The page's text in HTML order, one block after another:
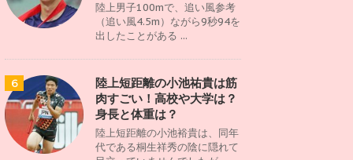
陸上男子100mで、追い風参考
（追い風4.5m）ながら9秒94を
出したことがある ...
6
陸上短距離の小池祐貴は筋
肉すごい！高校や大学は？
身長と体重は？
陸上短距離の小池裕貴は、同年
代である桐生祥秀の陰に隠れて